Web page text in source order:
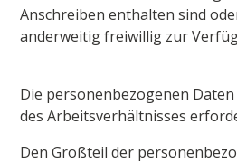
Anschreiben enthalten sind
anderweitig freiwillig zur
Die personenbezogenen
des Arbeitsverhältnisses
Den Großteil der